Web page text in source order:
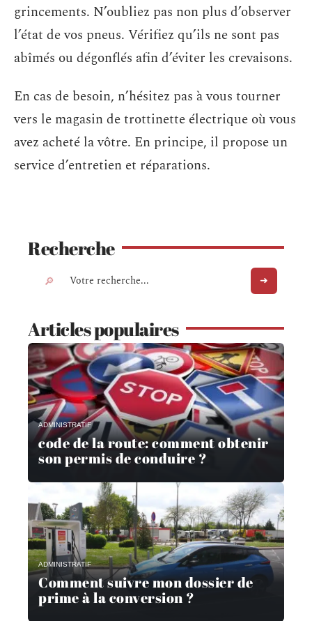
grincements. N’oubliez pas non plus d’observer
l’état de vos pneus. Vérifiez qu’ils ne sont pas
abîmés ou dégonflés afin d’éviter les crevaisons.
En cas de besoin, n’hésitez pas à vous tourner
vers le magasin de trottinette électrique où vous
avez acheté la vôtre. En principe, il propose un
service d’entretien et réparations.
Recherche
Articles populaires
ADMINISTRATIF
code de la route: comment obtenir
son permis de conduire ?
ADMINISTRATIF
Comment suivre mon dossier de
prime à la conversion ?